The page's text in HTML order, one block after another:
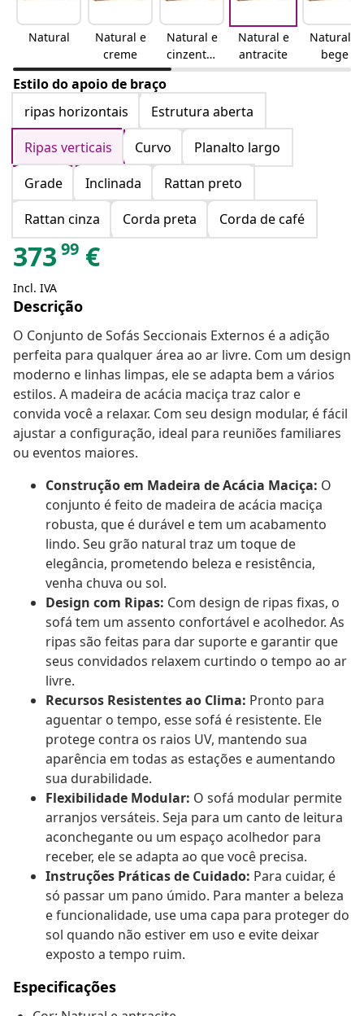
Natural
Natural e
creme
Natural e
cinzento-
claro
Natural e
antracite
Natural e
bege
Estilo do apoio de braço
ripas horizontais
Estrutura aberta
Ripas verticais
Curvo
Planalto largo
Grade
Inclinada
Rattan preto
Rattan cinza
Corda preta Corda de café
373 99 €
Incl. IVA
Descrição
O Conjunto de Sofás Seccionais Externos é a adição
perfeita para qualquer área ao ar livre. Com um design
moderno e linhas limpas, ele se adapta bem a vários
estilos. A madeira de acácia maciça traz calor e
convida você a relaxar. Com seu design modular, é fácil
ajustar a configuração, ideal para reuniões familiares
ou eventos maiores.
Construção em Madeira de Acácia Maciça: O
conjunto é feito de madeira de acácia maciça
robusta, que é durável e tem um acabamento
lindo. Seu grão natural traz um toque de
elegância, prometendo beleza e resistência,
venha chuva ou sol.
Design com Ripas: Com design de ripas fixas, o
sofá tem um assento confortável e acolhedor. As
ripas são feitas para dar suporte e garantir que
seus convidados relaxem curtindo o tempo ao ar
livre.
Recursos Resistentes ao Clima: Pronto para
aguentar o tempo, esse sofá é resistente. Ele
protege contra os raios UV, mantendo sua
aparência em todas as estações e aumentando
sua durabilidade.
Flexibilidade Modular: O sofá modular permite
arranjos versáteis. Seja para um canto de leitura
aconchegante ou um espaço acolhedor para
receber, ele se adapta ao que você precisa.
Instruções Práticas de Cuidado: Para cuidar, é
só passar um pano úmido. Para manter a beleza
e funcionalidade, use uma capa para proteger do
sol quando não estiver em uso e evite deixar
exposto a tempo ruim.
Especificações